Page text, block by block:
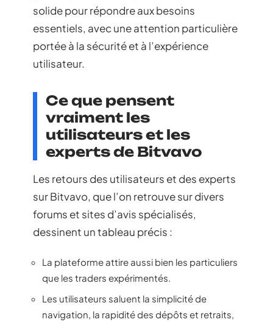
solide pour répondre aux besoins
essentiels, avec une attention particulière
portée à la sécurité et à l’expérience
utilisateur.
Ce que pensent
vraiment les
utilisateurs et les
experts de Bitvavo
Les retours des utilisateurs et des experts
sur Bitvavo, que l’on retrouve sur divers
forums et sites d’avis spécialisés,
dessinent un tableau précis :
La plateforme attire aussi bien les particuliers
que les traders expérimentés.
Les utilisateurs saluent la simplicité de
navigation, la rapidité des dépôts et retraits,